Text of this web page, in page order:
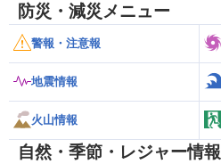
防災・減災メニュー
警報・注意報
地震情報
火山情報
自然・季節・レジャー情報